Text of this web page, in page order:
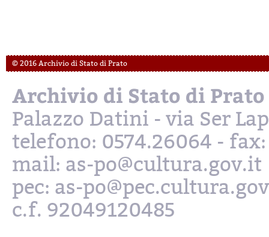
© 2016 Archivio di Stato di Prato
Archivio di Stato di Prato
Palazzo Datini - via Ser
telefono: 0574.26064 - fax:
mail: as-po@cultura.gov.it
pec: as-
c.f. 92049120485